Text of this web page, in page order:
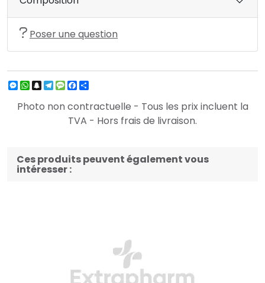
Poser une question
Messenger
WhatsApp
Snapchat
Telegram
Message
Facebook
Photo non contractuelle - Tous les prix incluent la
TVA - Hors frais de livraison.
Ces produits peuvent également vous
intéresser :